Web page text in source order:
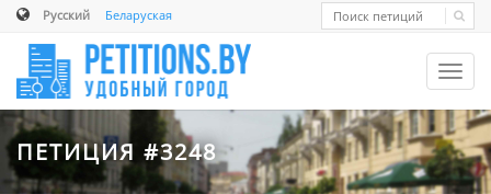
Русский Беларуская
ПЕТИЦИЯ #3248